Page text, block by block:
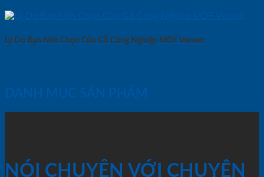
Lý Do Bạn Nên Chọn Cửa Gỗ Công Nghiệp MDF Veneer
DANH MỤC SẢN PHẨM
NÓI CHUYỆN VỚI CHUYÊN